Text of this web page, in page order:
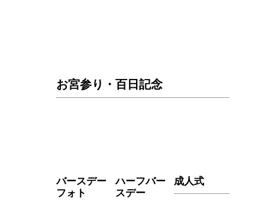
お宮参り・百日記念
バースデー
フォト
ハーフバー
スデー
成人式